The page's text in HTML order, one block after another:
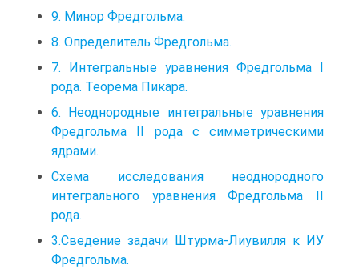
9. Минор Фредгольма.
8. Определитель Фредгольма.
7. Интегральные уравнения Фредгольма I
рода. Теорема Пикара.
6. Неоднородные интегральные уравнения
Фредгольма II рода с симметрическими
ядрами.
Схема исследования неоднородного
интегрального уравнения Фредгольма II
рода.
3.Сведение задачи Штурма-Лиувилля к ИУ
Фредгольма.